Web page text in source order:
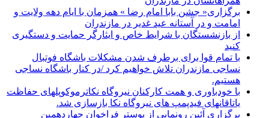
برگزاری« جشن بابا امام رضا » همزمان با ایام دهه ولایت و
امامت و در آستانه عید غدیر در مازندران
از بازنشستگان با شرایط خاص و ایثارگر حمایت و دستگیری
کنید
با تمام قوا برای برطرف شدن مشکلات باشگاه فوتبال
نساجی مازندران تلاش خواهیم کرد /در کنار باشگاه نساجی
هستیم.
با خودباوری و همت کارکنان نیروگاه نکاترموکوپلهای حفاظت
یاتاقانهای فیدپمپ های نیروگاه نکا بازسازی شد.
برگزاری آئین رونمایی از پوستر فراخوان چهاردهمین